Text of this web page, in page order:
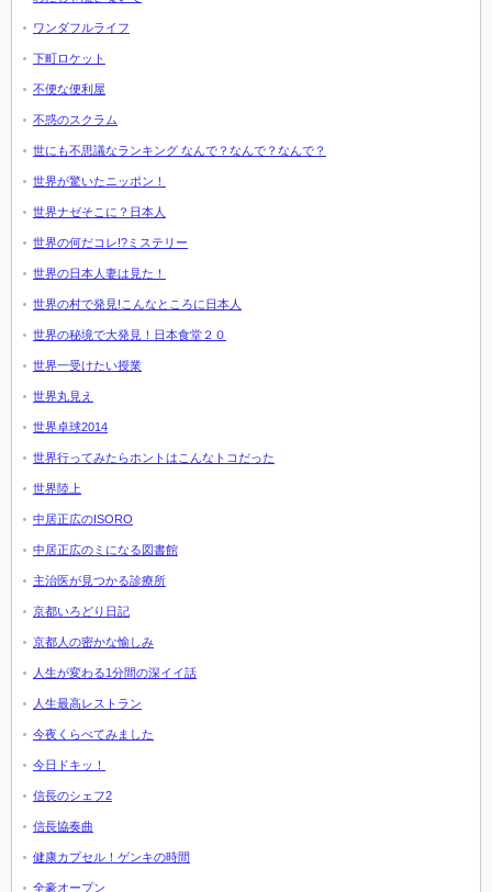
ワンダフルライフ
下町ロケット
不便な便利屋
不惑のスクラム
世にも不思議なランキング なんで？なんで？なんで？
世界が驚いたニッポン！
世界ナゼそこに？日本人
世界の何だコレ!?ミステリー
世界の日本人妻は見た！
世界の村で発見!こんなところに日本人
世界の秘境で大発見！日本食堂２０
世界一受けたい授業
世界丸見え
世界卓球2014
世界行ってみたらホントはこんなトコだった
世界陸上
中居正広のISORO
中居正広のミになる図書館
主治医が見つかる診療所
京都いろどり日記
京都人の密かな愉しみ
人生が変わる1分間の深イイ話
人生最高レストラン
今夜くらべてみました
今日ドキッ！
信長のシェフ2
信長協奏曲
健康カプセル！ゲンキの時間
全豪オープン